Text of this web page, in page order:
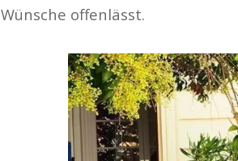
Wünsche offenlässt.